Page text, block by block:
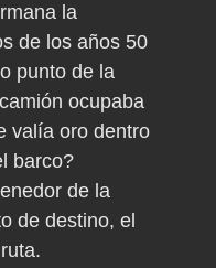
la
de los años 50
punto de la
ocupaba
valía oro dentro
barco?
de la
de destino, el